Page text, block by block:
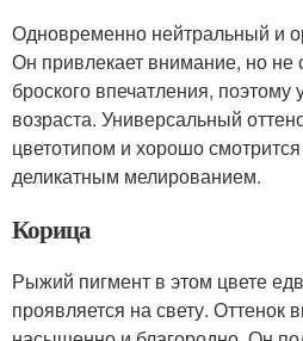
Одновременно нейтральный и
Он привлекает внимание, но не
броского впечатления, поэтому
возраста. Универсальный
цветотипом и хорошо
деликатным мелированием.
Корица
Рыжий пигмент в этом цвете
проявляется на свету. Оттенок